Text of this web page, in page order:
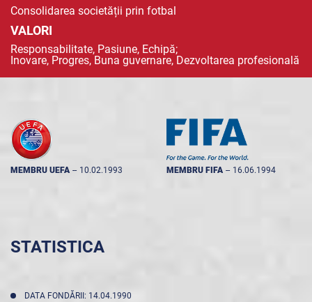
Consolidarea societății prin fotbal
VALORI
Responsabilitate, Pasiune, Echipă;
Inovare, Progres, Buna guvernare, Dezvoltarea profesională
MEMBRU UEFA -- 10.02.1993 MEMBRU FIFA -- 16.06.1994
STATISTICA
DATA FONDĂRII: 14.04.1990